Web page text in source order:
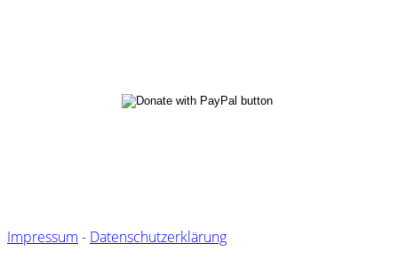
Impressum - Datenschutzerklärung